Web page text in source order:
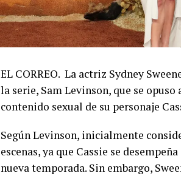
EL CORREO. La actriz Sydney
la serie, Sam Levinson, que se opuso
contenido sexual de su personaje
Según Levinson, inicialmente
escenas, ya que Cassie se
nueva temporada. Sin embargo,